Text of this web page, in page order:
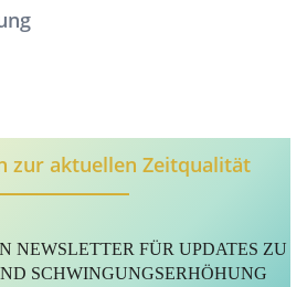
zur aktuellen Zeitqualität
NEWSLETTER FÜR UPDATES ZU
SCHWINGUNGSERHÖHUNG